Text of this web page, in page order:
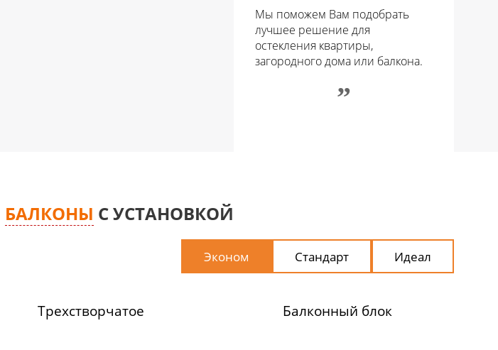
Мы поможем Вам подобрать
лучшее решение для
остекления квартиры,
загородного дома или балкона.
‌”
БАЛКОНЫ С УСТАНОВКОЙ
Эконом Стандарт Идеал
Трехстворчатое Балконный блок